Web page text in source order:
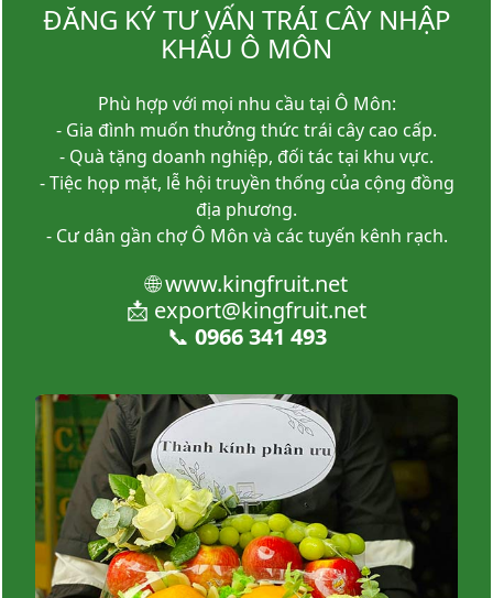
ĐĂNG KÝ TƯ VẤN TRÁI CÂY NHẬP
KHẨU Ô MÔN
Phù hợp với mọi nhu cầu tại Ô Môn:
- Gia đình muốn thưởng thức trái cây cao cấp.
- Quà tặng doanh nghiệp, đối tác tại khu vực.
- Tiệc họp mặt, lễ hội truyền thống của cộng đồng
địa phương.
- Cư dân gần chợ Ô Môn và các tuyến kênh rạch.
🌐www.kingfruit.net
📩 export@kingfruit.net
📞 0966 341 493